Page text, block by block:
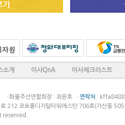
소개 이사QnA 이사체크리스트
· 화물주선연합회장 : 최윤호 · 연락처 :
212 코오롱디지털타워애스턴 706호(가산동